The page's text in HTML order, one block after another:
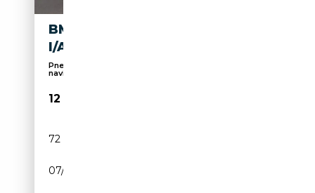
BMW X3 XDRIVE 20
I/AUTOMATIK
Pneus été, Sièges chauffants, Système de
navigatio...
12 999€
72 000 km
07/2013